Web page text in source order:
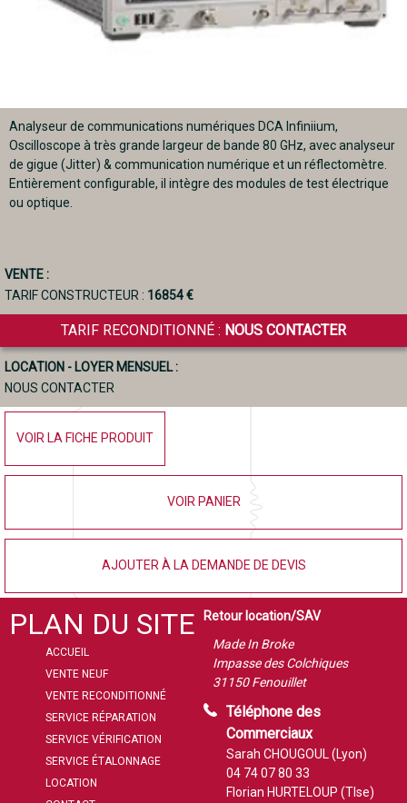
Analyseur de communications numériques DCA Infiniium,
Oscilloscope à très grande largeur de bande 80 GHz, avec analyseur
de gigue (Jitter) & communication numérique et un réflectomètre.
Entièrement configurable, il intègre des modules de test électrique
ou optique.
VENTE :
TARIF CONSTRUCTEUR : 16854 €
TARIF RECONDITIONNÉ : NOUS CONTACTER
LOCATION - LOYER MENSUEL :
NOUS CONTACTER
VOIR LA FICHE PRODUIT
VOIR PANIER
AJOUTER À LA DEMANDE DE DEVIS
PLAN DU SITE
ACCUEIL
VENTE NEUF
VENTE RECONDITIONNÉ
SERVICE RÉPARATION
SERVICE VÉRIFICATION
SERVICE ÉTALONNAGE
LOCATION
Retour location/SAV
Made In Broke
Impasse des Colchiques
31150 Fenouillet
Téléphone des
Commerciaux
Sarah CHOUGOUL (Lyon)
04 74 07 80 33
Florian HURTELOUP (Tlse)